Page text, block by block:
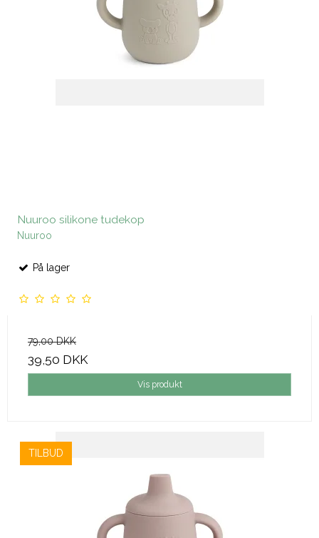
Nuuroo silikone tudekop
Nuuroo
På lager
79,00 DKK
39,50 DKK
Vis produkt
TILBUD